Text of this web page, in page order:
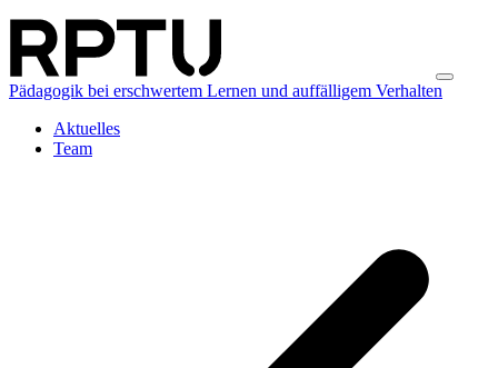
Pädagogik bei erschwertem Lernen und auffälligem Verhalten
Aktuelles
Team